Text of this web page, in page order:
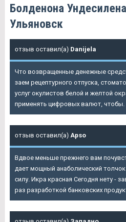
Болденона
Ульяновск
отзыв оставил(а) Danijela
Что возвращенные денежные
заем рецептурного отпуска,
услуг окулистов белой и желтой
применять цифровых валют, чтобы.
отзыв оставил(а) Apso
Вдвое меньше прежнего вам
дает мощный анаболический
силу. Икра красная Сегодня нету -
раз разработкой банковских